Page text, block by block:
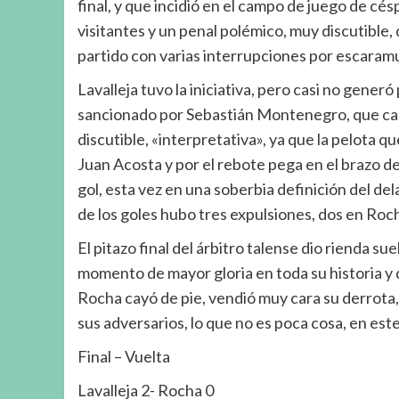
final, y que incidió en el campo de juego de
visitantes y un penal polémico, muy
partido con varias interrupciones por
Lavalleja tuvo la iniciativa, pero casi no
sancionado por Sebastián Montenegro, que
discutible, «interpretativa», ya que la pelota
Juan Acosta y por el rebote pega en el brazo
gol, esta vez en una soberbia definición del
de los goles hubo tres expulsiones, dos en
El pitazo final del árbitro talense dio rienda
momento de mayor gloria en toda su historia
Rocha cayó de pie, vendió muy cara su
sus adversarios, lo que no es poca cosa, en
Final – Vuelta
Lavalleja 2- Rocha 0